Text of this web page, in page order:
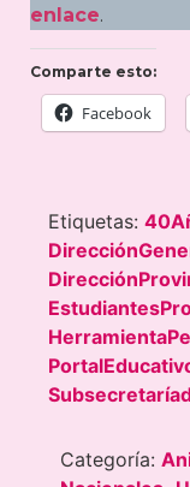
enlace.
Comparte esto:
Facebook
Etiquetas:
Categoría: